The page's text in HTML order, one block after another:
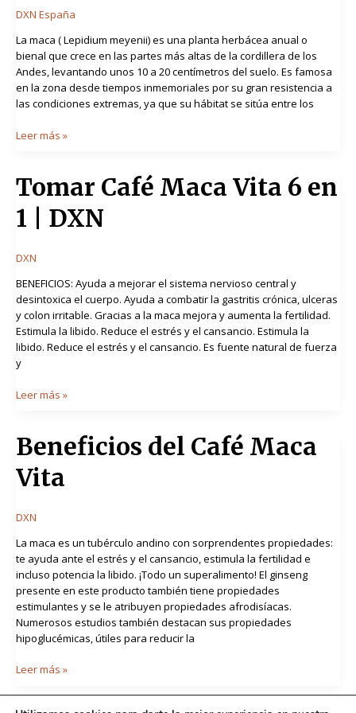
DXN España
La maca ( Lepidium meyenii) es una planta herbácea anual o
bienal que crece en las partes más altas de la cordillera de los
Andes, levantando unos 10 a 20 centímetros del suelo. Es famosa
en la zona desde tiempos inmemoriales por su gran resistencia a
las condiciones extremas, ya que su hábitat se sitúa entre los
Leer más »
Tomar Café Maca Vita 6 en
1 | DXN
DXN
BENEFICIOS: Ayuda a mejorar el sistema nervioso central y
desintoxica el cuerpo. Ayuda a combatir la gastritis crónica, ulceras
y colon irritable. Gracias a la maca mejora y aumenta la fertilidad.
Estimula la libido. Reduce el estrés y el cansancio. Estimula la
libido. Reduce el estrés y el cansancio. Es fuente natural de fuerza
y
Tomar
Café
Maca
Vita
en
|
DXN
Leer más »
Beneficios del Café Maca
Vita
DXN
La maca es un tubérculo andino con sorprendentes propiedades:
te ayuda ante el estrés y el cansancio, estimula la fertilidad e
incluso potencia la libido. ¡Todo un superalimento! El ginseng
presente en este producto también tiene propiedades
estimulantes y se le atribuyen propiedades afrodisíacas.
Numerosos estudios también destacan sus propiedades
hipoglucémicas, útiles para reducir la
Beneficios
del
Café
Maca
Leer más »